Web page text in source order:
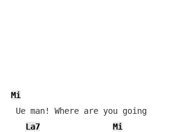
Mi
Ue man! Where are you going
La7
Mi